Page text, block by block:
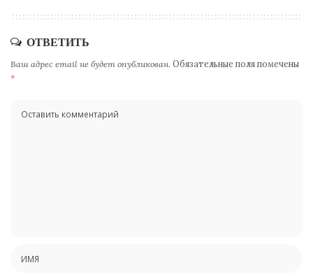
ОТВЕТИТЬ
Ваш адрес email не будет опубликован. Обязательные поля помечены
*